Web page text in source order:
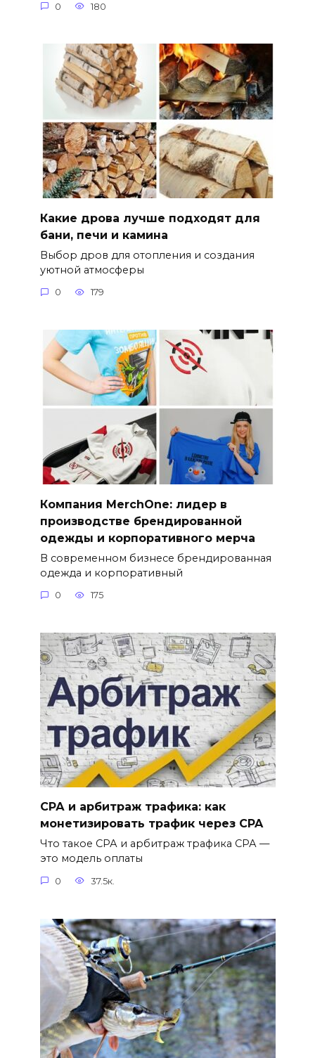
0 180
Какие дрова лучше подходят для
бани, печи и камина
Выбор дров для отопления и создания
уютной атмосферы
0 179
Компания MerchOne: лидер в
производстве брендированной
одежды и корпоративного мерча
В современном бизнесе брендированная
одежда и корпоративный
0 175
СРА и арбитраж трафика: как
монетизировать трафик через CPA
Что такое СРА и арбитраж трафика СРА —
это модель оплаты
0 37.5к.